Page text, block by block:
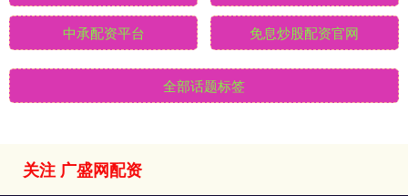
中承配资平台 免息炒股配资官网
全部话题标签
关注 广盛网配资